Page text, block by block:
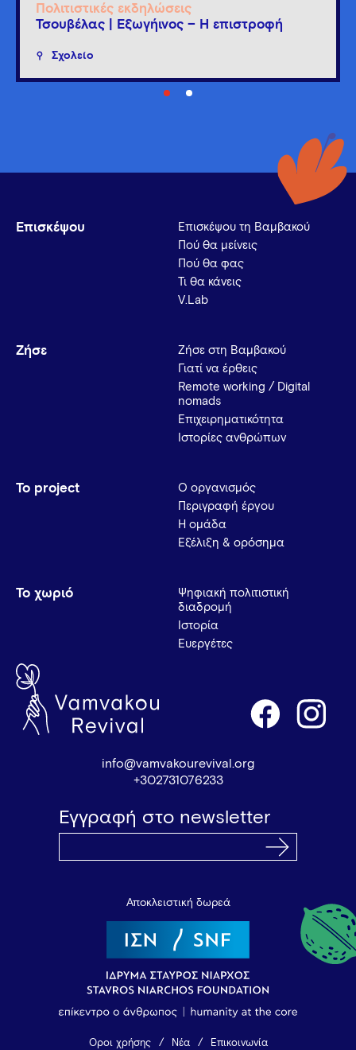
Πολιτιστικές εκδηλώσεις
Τσουβέλας | Εξωγήινος – Η επιστροφή
Σχολείο
Επισκέψου
Επισκέψου τη Βαμβακού
Πού θα μείνεις
Πού θα φας
Τι θα κάνεις
V.Lab
Ζήσε
Ζήσε στη Βαμβακού
Γιατί να έρθεις
Remote working / Digital
nomads
Επιχειρηματικότητα
Ιστορίες ανθρώπων
Το project
Ο οργανισμός
Περιγραφή έργου
Η ομάδα
Εξέλιξη & ορόσημα
Το χωριό
Ψηφιακή πολιτιστική
διαδρομή
Ιστορία
Ευεργέτες
info@vamvakourevival.org
+302731076233
Εγγραφή στο newsletter
Αποκλειστική δωρεά
Όροι χρήσης Νέα Επικοινωνία